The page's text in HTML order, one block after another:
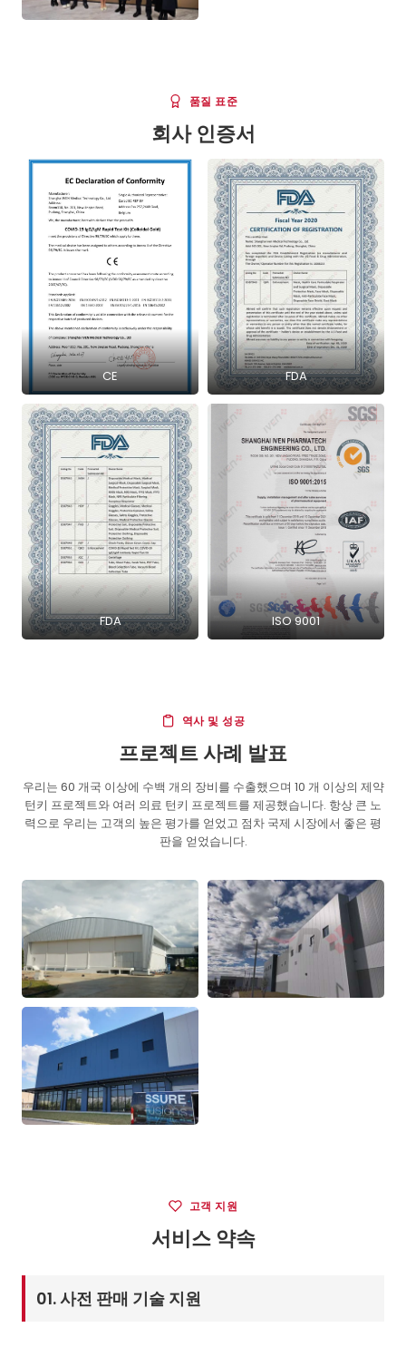
품질 표준
회사 인증서
CE FDA
FDA ISO 9001
역사 및 성공
프로젝트 사례 발표
우리는 60 개국 이상에 수백 개의 장비를 수출했으며 10 개 이상의 제약
턴키 프로젝트와 여러 의료 턴키 프로젝트를 제공했습니다. 항상 큰 노
력으로 우리는 고객의 높은 평가를 얻었고 점차 국제 시장에서 좋은 평
판을 얻었습니다.
고객 지원
서비스 약속
01. 사전 판매 기술 지원